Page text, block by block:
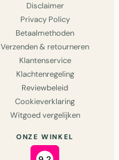
Disclaimer
Privacy Policy
Betaalmethoden
Verzenden & retourneren
Klantenservice
Klachtenregeling
Reviewbeleid
Cookieverklaring
Witgoed vergelijken
ONZE WINKEL